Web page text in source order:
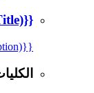
{{mmc.getCurrentTranslation(item.Title)}}
{{mmc.getCurrentTranslation(item.Description)}}